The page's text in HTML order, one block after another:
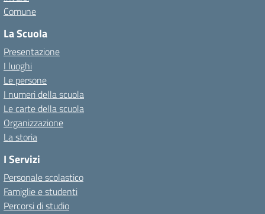
Comune
La Scuola
Presentazione
I luoghi
Le persone
I numeri della scuola
Le carte della scuola
Organizzazione
La storia
I Servizi
Personale scolastico
Famiglie e studenti
Percorsi di studio